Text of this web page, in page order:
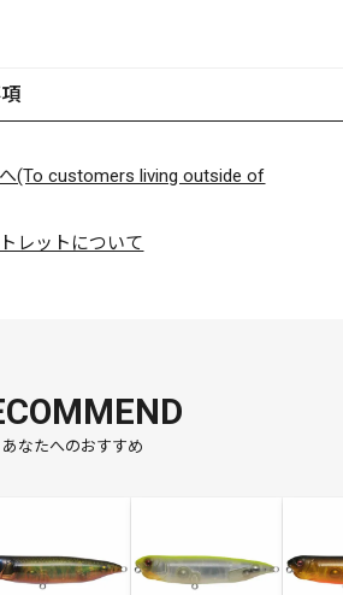
(To customers living outside of
レットについて
あなたへのおすすめ